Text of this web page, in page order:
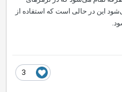
این در حالی است که استفاده از